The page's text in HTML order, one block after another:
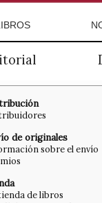
de originales
sobre el envío
de libros